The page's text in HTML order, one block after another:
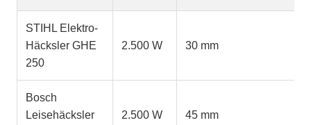
STIHL Elektro-
Häcksler GHE
250
2.500 W 30 mm
Bosch
Leisehäcksler
2.500 W 45 mm